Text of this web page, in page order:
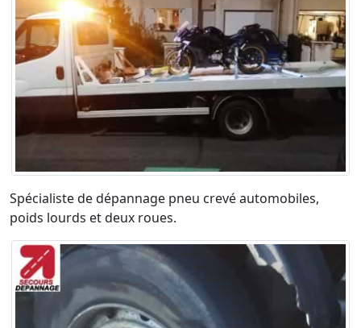
Spécialiste de dépannage pneu crevé automobiles,
poids lourds et deux roues.